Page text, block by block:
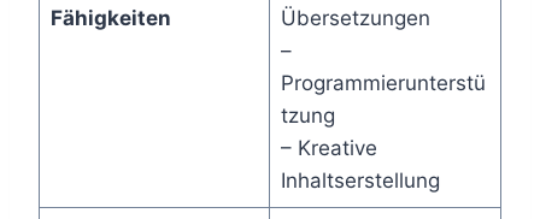
Fähigkeiten
Übersetzungen
–
Programmierunterstü
tzung
– Kreative
Inhaltserstellung